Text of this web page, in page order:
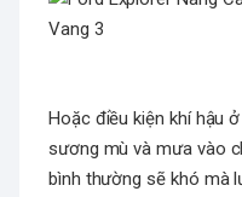
Hoặc điều kiện khí hậu
sương mù và mưa vào
bình thường sẽ khó mà